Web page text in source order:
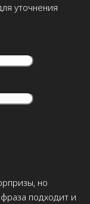
уточнения
но
подходит и